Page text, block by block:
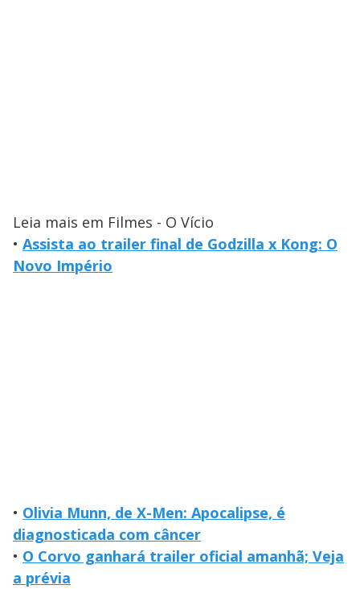
Leia mais em Filmes - O Vício
• Assista ao trailer final de Godzilla x Kong: O
Novo Império
• Olivia Munn, de X-Men: Apocalipse, é
diagnosticada com câncer
• O Corvo ganhará trailer oficial amanhã; Veja
a prévia